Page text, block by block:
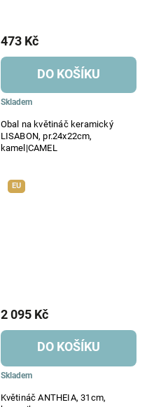
Obal na květináč keramický
LISABON, pr.24x22cm,
kamel|CAMEL
Skladem
473 Kč
DO KOŠÍKU
EU
Květináč ANTHEIA, 31cm,
Skladem
2 095 Kč
DO KOŠÍKU